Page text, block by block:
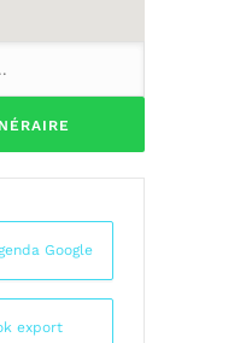
Google
export